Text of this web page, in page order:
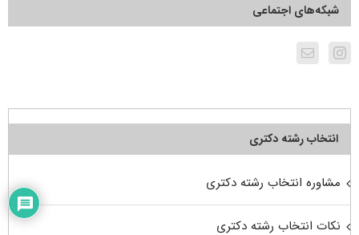
شبکه‌های اجتماعی
انتخاب رشته دکتری
مشاوره انتخاب رشته دکتری
نکات انتخاب رشته دکتری